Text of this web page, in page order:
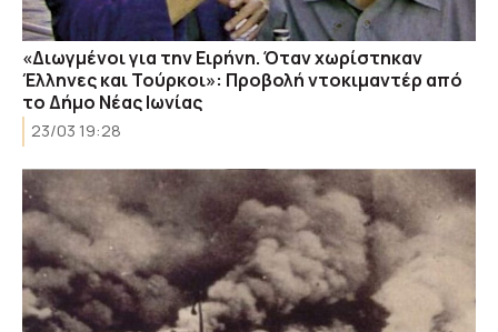
«Διωγμένοι για την Ειρήνη. Όταν χωρίστηκαν
Έλληνες και Τούρκοι»: Προβολή ντοκιμαντέρ από
το Δήμο Νέας Ιωνίας
23/03 19:28